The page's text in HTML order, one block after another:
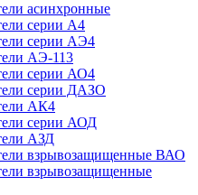
асинхронные
серии А4
серии АЭ4
АЭ-113
серии АО4
серии ДАЗО
АК4
серии АОД
АЗД
взрывозащищенные ВАО
взрывозащищенные